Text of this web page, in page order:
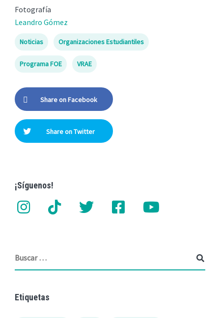
Fotografía
Leandro Gómez
Noticias Organizaciones Estudiantiles
Programa FOE VRAE
Share on Facebook
Share on Twitter
¡Síguenos!
Etiquetas